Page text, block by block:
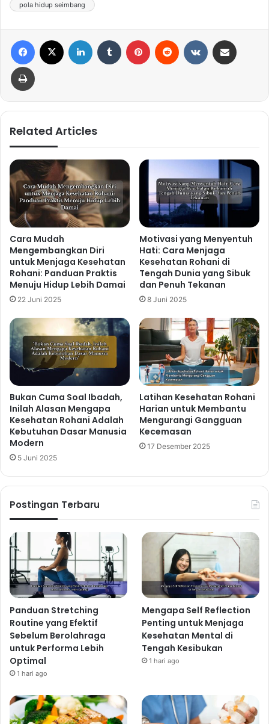
pola hidup seimbang
Related Articles
Cara Mudah
Mengembangkan Diri
untuk Menjaga Kesehatan
Rohani: Panduan Praktis
Menuju Hidup Lebih Damai
22 Juni 2025
Motivasi yang Menyentuh
Hati: Cara Menjaga
Kesehatan Rohani di
Tengah Dunia yang Sibuk
dan Penuh Tekanan
8 Juni 2025
Bukan Cuma Soal Ibadah,
Inilah Alasan Mengapa
Kesehatan Rohani Adalah
Kebutuhan Dasar Manusia
Modern
5 Juni 2025
Latihan Kesehatan Rohani
Harian untuk Membantu
Mengurangi Gangguan
Kecemasan
17 Desember 2025
Postingan Terbaru
Panduan Stretching
Routine yang Efektif
Sebelum Berolahraga
untuk Performa Lebih
Optimal
1 hari ago
Mengapa Self Reflection
Penting untuk Menjaga
Kesehatan Mental di
Tengah Kesibukan
1 hari ago